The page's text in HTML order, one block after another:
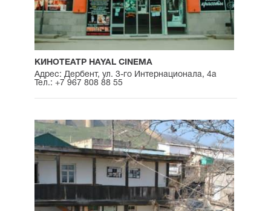
КИНОТЕАТР HAYAL CINEMA
Адрес: Дербент, ул. 3-го Интернационала, 4а
Тел.: +7 967 808 88 55